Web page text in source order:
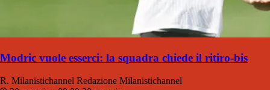
Modric vuole esserci: la squadra chiede il ritiro-bis
R. Milanistichannel Redazione Milanistichannel